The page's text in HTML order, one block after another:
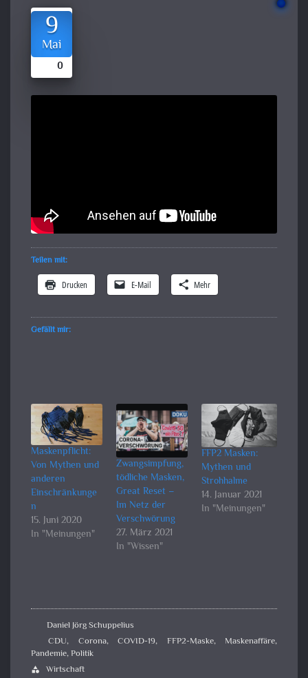
9
Mai
0
Teilen mit:
Drucken E-Mail Mehr
Gefällt mir:
Maskenpflicht:
Von Mythen und
anderen
Einschränkunge
n
15. Juni 2020
In "Meinungen"
Zwangsimpfung,
tödliche Masken,
Great Reset –
Im Netz der
Verschwörung
27. März 2021
In "Wissen"
FFP2 Masken:
Mythen und
Strohhalme
14. Januar 2021
In "Meinungen"
Daniel Jörg Schuppelius
CDU, Corona, COVID-19, FFP2-Maske, Maskenaffäre,
Pandemie,Politik
category Wirtschaft